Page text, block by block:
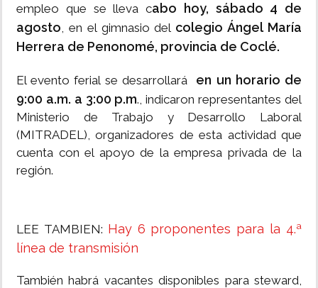
empleo que se lleva cabo hoy, sábado 4 de
agosto, en el gimnasio del colegio Ángel María
Herrera de Penonomé, provincia de Coclé.
El evento ferial se desarrollará en un horario de
9:00 a.m. a 3:00 p.m., indicaron representantes del
Ministerio de Trabajo y Desarrollo Laboral
(MITRADEL), organizadores de esta actividad que
cuenta con el apoyo de la empresa privada de la
región.
LEE TAMBIEN: Hay 6 proponentes para la 4.ª
línea de transmisión
También habrá vacantes disponibles para steward,